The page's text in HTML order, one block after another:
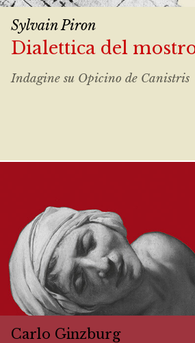
Sylvain Piron
Dialettica del
Indagine su Opicino de Canistris
Carlo Ginzburg